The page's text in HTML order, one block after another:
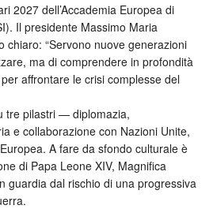
2027 dell’Accademia Europea di
Il presidente Massimo Maria
chiaro: “Servono nuove generazioni
ma di comprendere in profondità
affrontare le crisi complesse del
tre pilastri — diplomazia,
e collaborazione con Nazioni Unite,
A fare da sfondo culturale è
di Papa Leone XIV, Magnifica
guardia dal rischio di una progressiva